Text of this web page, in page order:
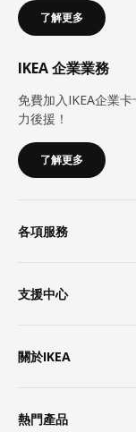
了解更多
IKEA 企業業務
免費加入IKEA企業
力後援！
了解更多
各項服務
支援中心
關於IKEA
熱門產品